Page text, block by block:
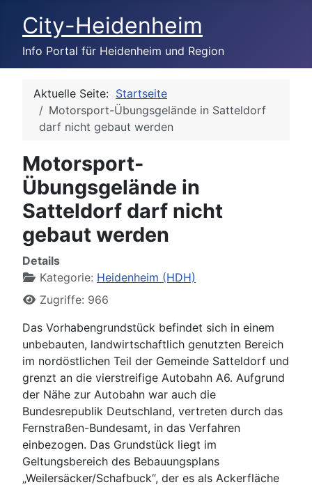
City-Heidenheim
Info Portal für Heidenheim und Region
Aktuelle Seite: Startseite
Motorsport-Übungsgelände in Satteldorf
darf nicht gebaut werden
Motorsport-
Übungsgelände in
Satteldorf darf nicht
gebaut werden
Details
Kategorie: Heidenheim (HDH)
Zugriffe: 966
Das Vorhabengrundstück befindet sich in einem
unbebauten, landwirtschaftlich genutzten Bereich
im nordöstlichen Teil der Gemeinde Satteldorf und
grenzt an die vierstreifige Autobahn A6. Aufgrund
der Nähe zur Autobahn war auch die
Bundesrepublik Deutschland, vertreten durch das
Fernstraßen-Bundesamt, in das Verfahren
einbezogen. Das Grundstück liegt im
Geltungsbereich des Bebauungsplans
„Weilersäcker/Schafbuck“, der es als Ackerfläche